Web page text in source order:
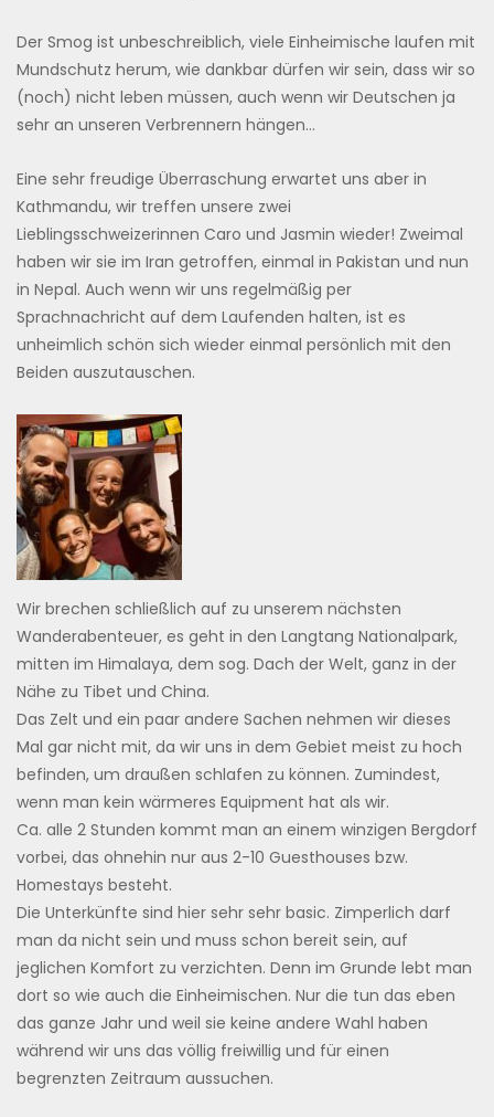
Der Smog ist unbeschreiblich, viele Einheimische laufen mit
Mundschutz herum, wie dankbar dürfen wir sein, dass wir so
(noch) nicht leben müssen, auch wenn wir Deutschen ja
sehr an unseren Verbrennern hängen…
Eine sehr freudige Überraschung erwartet uns aber in
Kathmandu, wir treffen unsere zwei
Lieblingsschweizerinnen Caro und Jasmin wieder! Zweimal
haben wir sie im Iran getroffen, einmal in Pakistan und nun
in Nepal. Auch wenn wir uns regelmäßig per
Sprachnachricht auf dem Laufenden halten, ist es
unheimlich schön sich wieder einmal persönlich mit den
Beiden auszutauschen.
Wir brechen schließlich auf zu unserem nächsten
Wanderabenteuer, es geht in den Langtang Nationalpark,
mitten im Himalaya, dem sog. Dach der Welt, ganz in der
Nähe zu Tibet und China.
Das Zelt und ein paar andere Sachen nehmen wir dieses
Mal gar nicht mit, da wir uns in dem Gebiet meist zu hoch
befinden, um draußen schlafen zu können. Zumindest,
wenn man kein wärmeres Equipment hat als wir.
Ca. alle 2 Stunden kommt man an einem winzigen Bergdorf
vorbei, das ohnehin nur aus 2-10 Guesthouses bzw.
Homestays besteht.
Die Unterkünfte sind hier sehr sehr basic. Zimperlich darf
man da nicht sein und muss schon bereit sein, auf
jeglichen Komfort zu verzichten. Denn im Grunde lebt man
dort so wie auch die Einheimischen. Nur die tun das eben
das ganze Jahr und weil sie keine andere Wahl haben
während wir uns das völlig freiwillig und für einen
begrenzten Zeitraum aussuchen.